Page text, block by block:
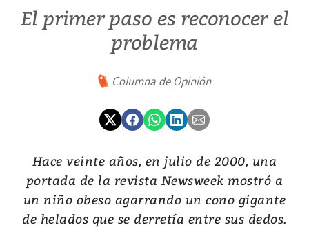
El primer paso es reconocer el
problema
Columna de Opinión
Hace veinte años, en julio de 2000, una
portada de la revista Newsweek mostró a
un niño obeso agarrando un cono gigante
de helados que se derretía entre sus dedos.